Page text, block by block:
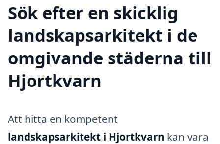
Sök efter en skicklig
landskapsarkitekt i de
omgivande städerna till
Hjortkvarn
Att hitta en kompetent
landskapsarkitekt i Hjortkvarn kan vara